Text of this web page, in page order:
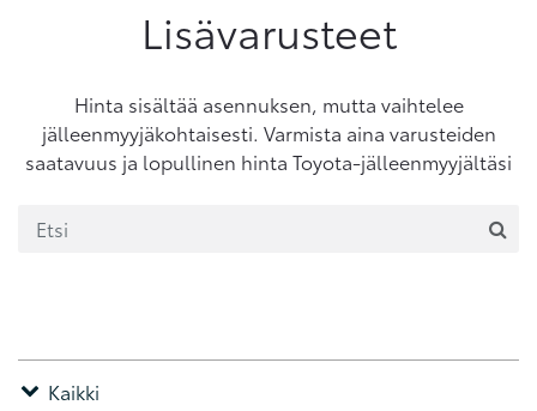
Lisävarusteet
Hinta sisältää asennuksen, mutta vaihtelee
jälleenmyyjäkohtaisesti. Varmista aina varusteiden
saatavuus ja lopullinen hinta Toyota-jälleenmyyjältäsi
Kaikki